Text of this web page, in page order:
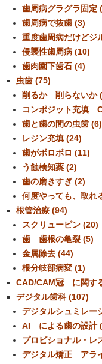
歯周病グラグラ固定
歯周病で抜歯 (3)
重度歯周病だけどジ
侵襲性歯周病 (10)
歯肉園下歯石 (4)
虫歯 (75)
削るか 削らないか
コンポジット充填
歯と歯の間の虫歯 (6)
レジン充填 (24)
歯がボロボロ (11)
う蝕検知薬 (2)
歯の磨きすぎ (2)
何度やっても、取れ
根管治療 (94)
スクリューピン (20)
歯 歯根の亀裂 (5)
金属除去 (44)
根分岐部病変 (1)
CAD/CAM冠 に関す
デジタル歯科 (107)
デジタルシュミレー
AI による歯の設計
プロビショナル・レ
デジタル矯正 アラ